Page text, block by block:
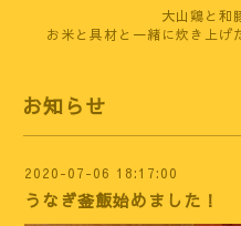
大山鶏と和
お米と具材と一緒に炊き上
お知らせ
2020-07-06 18:17:00
うなぎ釜飯始めました！